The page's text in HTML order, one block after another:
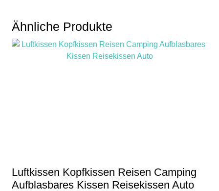
Ähnliche Produkte
Luftkissen Kopfkissen Reisen Camping
Aufblasbares Kissen Reisekissen Auto